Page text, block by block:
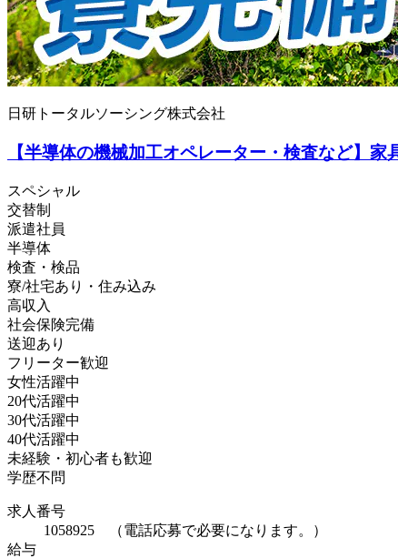
日研トータルソーシング株式会社
【半導体の機械加工オペレーター・検査など】
スペシャル
交替制
派遣社員
半導体
検査・検品
寮/社宅あり・住み込み
高収入
社会保険完備
送迎あり
フリーター歓迎
女性活躍中
20代活躍中
30代活躍中
40代活躍中
未経験・初心者も歓迎
学歴不問
求人番号
1058925 （電話応募で必要になります。）
給与